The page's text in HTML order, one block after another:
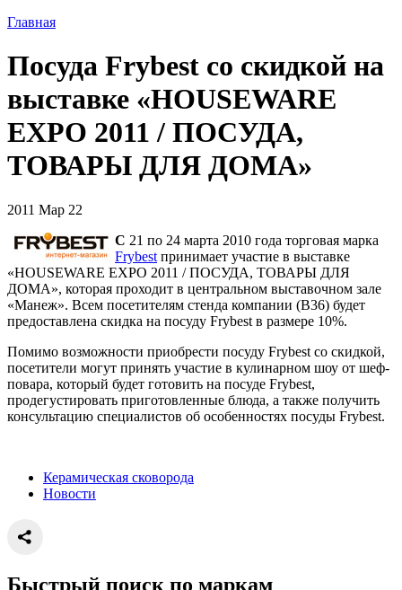
Главная
Посуда Frybest со скидкой на
выставке «HOUSEWARE
EXPO 2011 / ПОСУДА,
ТОВАРЫ ДЛЯ ДОМА»
2011 Мар 22
С 21 по 24 марта 2010 года торговая марка
Frybest принимает участие в выставке
«HOUSEWARE EXPO 2011 / ПОСУДА, ТОВАРЫ ДЛЯ
ДОМА», которая проходит в центральном выставочном зале
«Манеж». Всем посетителям стенда компании (В36) будет
предоставлена скидка на посуду Frybest в размере 10%.
Помимо возможности приобрести посуду Frybest со скидкой,
посетители могут принять участие в кулинарном шоу от шеф-
повара, который будет готовить на посуде Frybest,
продегустировать приготовленные блюда, а также получить
консультацию специалистов об особенностях посуды Frybest.
Керамическая сковорода
Новости
Быстрый поиск по маркам